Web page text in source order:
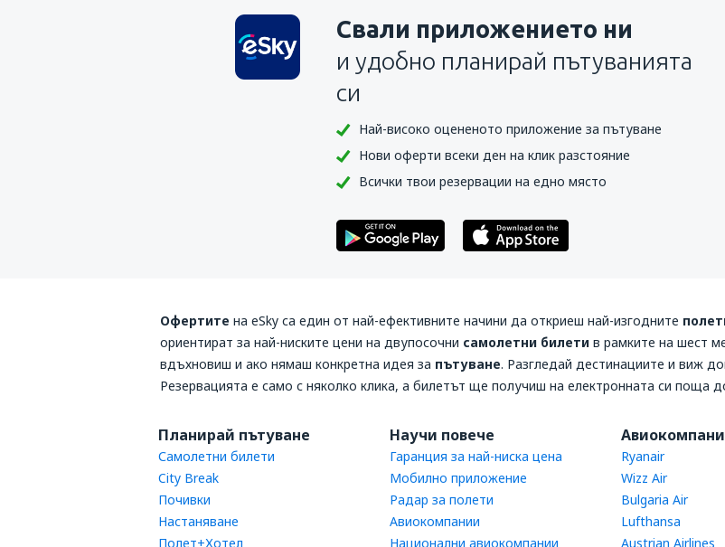
Свали приложението ни
и удобно планирай пътуванията
си
Най-високо оцененото приложение за пътуване
Нови оферти всеки ден на клик разстояние
Всички твои резервации на едно място
Офертите на eSky са един от най-ефективните начини да откриеш най-изгодните
ориентират за най-ниските цени на двупосочни самолетни билети в рамките на шест
вдъхновиш и ако нямаш конкретна идея за пътуване. Разгледай дестинациите и виж
Резервацията е само с няколко клика, а билетът ще получиш на електронната си поща
Планирай пътуване
Самолетни билети
City Break
Почивки
Настаняване
Полет+Хотел
Научи повече
Гаранция за най-ниска цена
Мобилно приложение
Радар за полети
Авиокомпании
Национални авиокомпании
Ryanair
Wizz Air
Bulgaria Air
Lufthansa
Austrian Airlines